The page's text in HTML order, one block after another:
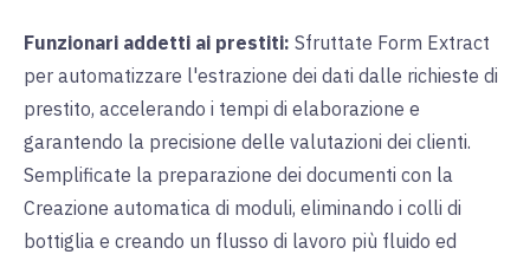
Funzionari addetti ai prestiti: Sfruttate Form Extract
per automatizzare l'estrazione dei dati dalle richieste di
prestito, accelerando i tempi di elaborazione e
garantendo la precisione delle valutazioni dei clienti.
Semplificate la preparazione dei documenti con la
Creazione automatica di moduli, eliminando i colli di
bottiglia e creando un flusso di lavoro più fluido ed